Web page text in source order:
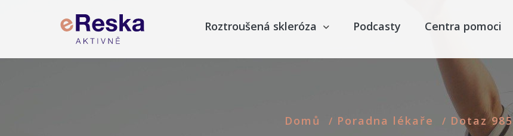
Roztroušená skleróza Podcasty Centra pomoci
Domů / Poradna lékaře / Dotaz 985